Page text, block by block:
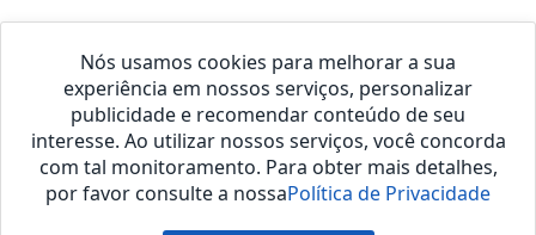
Nós usamos cookies para melhorar a sua
experiência em nossos serviços, personalizar
publicidade e recomendar conteúdo de seu
interesse. Ao utilizar nossos serviços, você concorda
com tal monitoramento. Para obter mais detalhes,
por favor consulte a nossaPolítica de Privacidade